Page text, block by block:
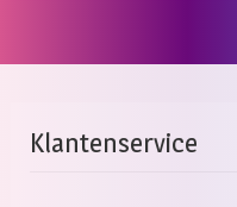
Klantenservice